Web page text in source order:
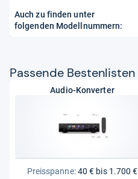
Auch zu finden unter
folgenden Modellnummern:
Pas­sende Bes­ten­lis­ten
Audio-Konverter
Preisspanne:40 € bis 1.700 €